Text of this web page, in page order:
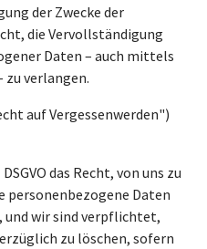
der Zwecke der
die Vervollständigung
Daten – auch mittels
zu verlangen.
auf Vergessenwerden")
das Recht, von uns zu
personenbezogene Daten
und wir sind verpflichtet,
zu löschen, sofern